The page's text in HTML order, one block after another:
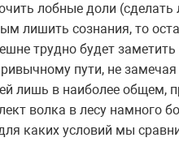
лобные доли
лишить сознания, то
трудно будет
пути, не
лишь в наиболее общем,
волка в лесу намного
каких условий мы